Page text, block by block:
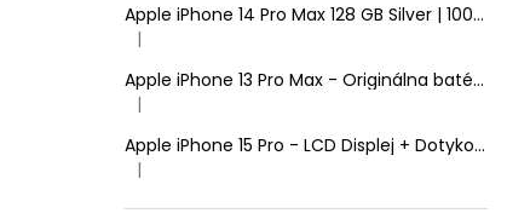
Apple iPhone 14 Pro Max 128 GB Silver | 100% Zdravie batérie | Stav: A (Výborný)
Hodnotenie produktu je 5 z 5 hviezdičiek.
|
Apple iPhone 13 Pro Max - Originálna batéria 4352mAh (Zdravie batérie: 100% - bez hlásenia o neznámom diele)
Hodnotenie produktu je 5 z 5 hviezdičiek.
|
Apple iPhone 15 Pro - LCD Displej + Dotyková Plocha + Rám - SmartPremium Hard OLED
Hodnotenie produktu je 5 z 5 hviezdičiek.
|